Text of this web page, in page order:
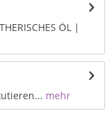
ÖL |
mehr